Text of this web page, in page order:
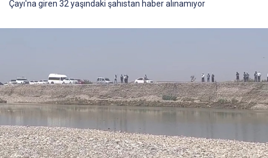
Çayı'na giren 32 yaşındaki şahıstan haber alınamıyor